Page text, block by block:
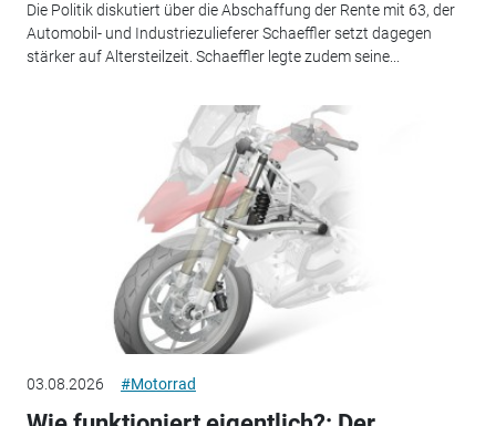
Die Politik diskutiert über die Abschaffung der Rente mit 63, der
Automobil- und Industriezulieferer Schaeffler setzt dagegen
stärker auf Altersteilzeit. Schaeffler legte zudem seine...
03.08.2026 #Motorrad